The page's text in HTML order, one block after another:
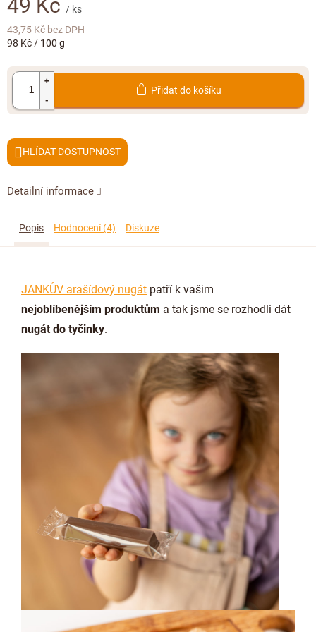
49 Kč / ks
43,75 Kč bez DPH
Měrná
98 Kč / 100 g
Přidat do košíku
Detailní informace
HLÍDAT
Popis Hodnocení (4) Diskuze
JANKŮV arašídový nugát patří k vašim
nejoblíbenějším produktům a tak jsme se rozhodli dát
nugát do tyčinky.